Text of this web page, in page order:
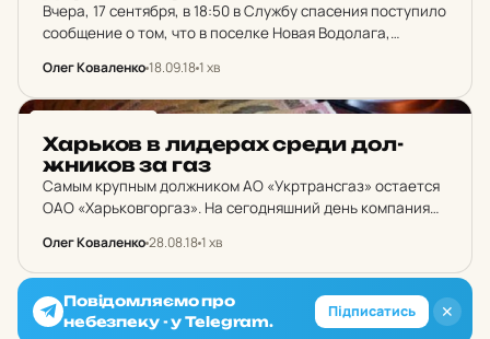
Вчера, 17 сентября, в 18:50 в Службу спасения поступило
сообщение о том, что в поселке Новая Водолага,
грузовой автомобиль.
Олег Коваленко18.09.181 хв
Харь­ков в ли­де­рах среди дол­
жни­ков за газ
Самым крупным должником АО «Укртрансгаз» остается
ОАО «Харьковгоргаз». На сегодняшний день компания
Олег Коваленко28.08.181 хв
✕
Повідомляємо про
небезпеку - у Telegram.
Підписатись